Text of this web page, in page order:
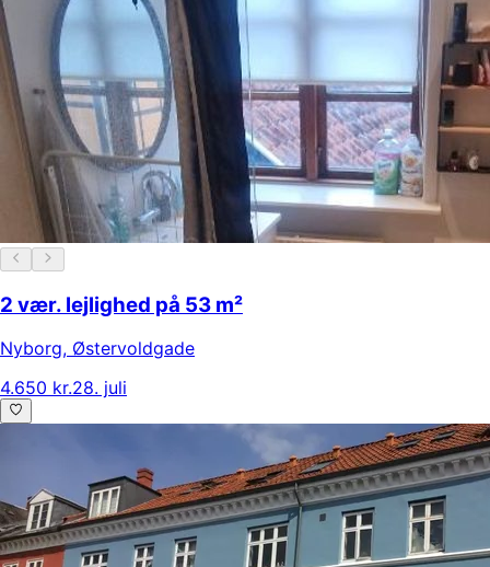
2 vær. lejlighed på 53 m²
Nyborg, Østervoldgade
4.650 kr.28. juli